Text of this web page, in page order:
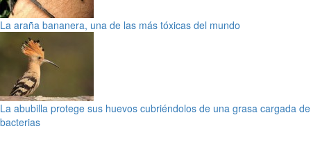
La araña bananera, una de las más tóxicas del mundo
La abubilla protege sus huevos cubriéndolos de una grasa cargada de
bacterias